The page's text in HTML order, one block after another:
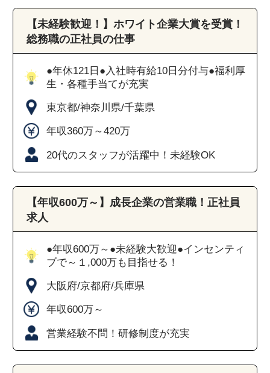
【未経験歓迎！】ホワイト企業大賞を受賞！
総務職の正社員の仕事
●年休121日●入社時有給10日分付与●福利厚
生・各種手当てが充実
東京都/神奈川県/千葉県
年収360万～420万
20代のスタッフが活躍中！未経験OK
【年収600万～】成長企業の営業職！正社員
求人
●年収600万～●未経験大歓迎●インセンティ
ブで～１,000万も目指せる！
大阪府/京都府/兵庫県
年収600万～
営業経験不問！研修制度が充実